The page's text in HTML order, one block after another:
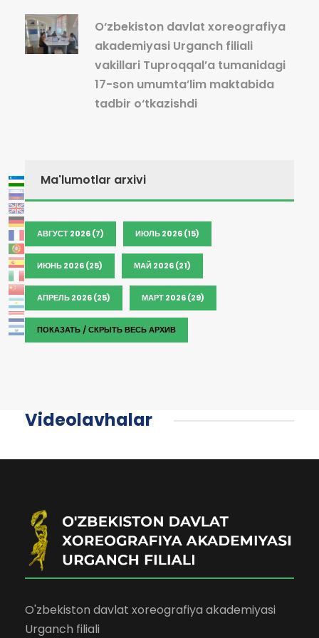
O‘zbekiston davlat xoreografiya
akademiyasi Urganch filiali
vakillari Tuproqqal’a tumanidagi
17-son umumta’lim maktabida
tadbir o‘tkazishdi
Ma'lumotlar arxivi
АВГУСТ 2026 (7) ИЮЛЬ 2026 (15)
ИЮНЬ 2026 (25) МАЙ 2026 (21)
АПРЕЛЬ 2026 (25) МАРТ 2026 (29)
ПОКАЗАТЬ / СКРЫТЬ ВЕСЬ АРХИВ
Videolavhalar
O'zbekiston davlat xoreografiya akademiyasi
Urganch filiali